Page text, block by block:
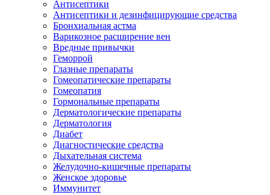
Антисептики
Антисептики и дезинфицирующие средства
Бронхиальная астма
Варикозное расширение вен
Вредные привычки
Геморрой
Глазные препараты
Гомеопатические препараты
Гомеопатия
Гормональные препараты
Дерматологические препараты
Дерматология
Диабет
Диагностические средства
Дыхательная система
Желудочно-кишечные препараты
Женское здоровье
Иммунитет